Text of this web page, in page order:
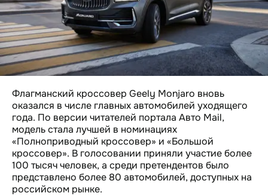
Флагманский кроссовер Geely Monjaro вновь
оказался в числе главных автомобилей уходящего
года. По версии читателей портала Авто Mail,
модель стала лучшей в номинациях
«Полноприводный кроссовер» и «Большой
кроссовер». В голосовании приняли участие более
100 тысяч человек, а среди претендентов было
представлено более 80 автомобилей, доступных на
российском рынке.